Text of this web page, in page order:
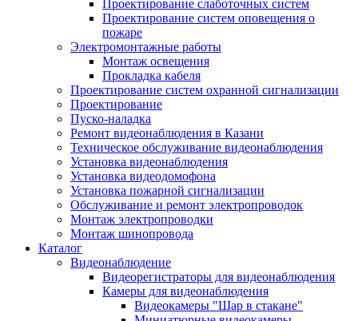
Проектирование слаботочных систем
Проектирование систем оповещения о
пожаре
Электромонтажные работы
Монтаж освещения
Прокладка кабеля
Проектирование систем охранной сигнализации
Проектирование
Пуско-наладка
Ремонт видеонаблюдения в Казани
Техническое обслуживание видеонаблюдения
Установка видеонаблюдения
Установка видеодомофона
Установка пожарной сигнализации
Обслуживание и ремонт электропроводок
Монтаж электропроводки
Монтаж шинопровода
Каталог
Видеонаблюдение
Видеорегистраторы для видеонаблюдения
Камеры для видеонаблюдения
Видеокамеры "Шар в стакане"